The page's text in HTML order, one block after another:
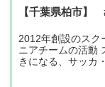
【千葉県柏市】
2012年創設のスク
ニアチームの活動
きになる、サッカ